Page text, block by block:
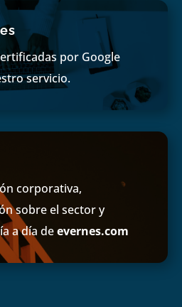
por Google
servicio.
corporativa,
sobre el sector y
a día deevernes.com